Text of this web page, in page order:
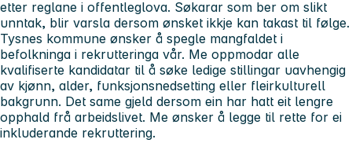
etter reglane i offentleglova. Søkarar som ber om slikt
unntak, blir varsla dersom ønsket ikkje kan takast til følge.
Tysnes kommune ønsker å spegle mangfaldet i
befolkninga i rekrutteringa vår. Me oppmodar alle
kvalifiserte kandidatar til å søke ledige stillingar uavhengig
av kjønn, alder, funksjonsnedsetting eller fleirkulturell
bakgrunn. Det same gjeld dersom ein har hatt eit lengre
opphald frå arbeidslivet. Me ønsker å legge til rette for ei
inkluderande rekruttering.